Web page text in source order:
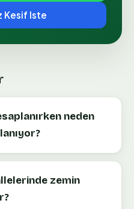
Kesif Iste
neden
zemin